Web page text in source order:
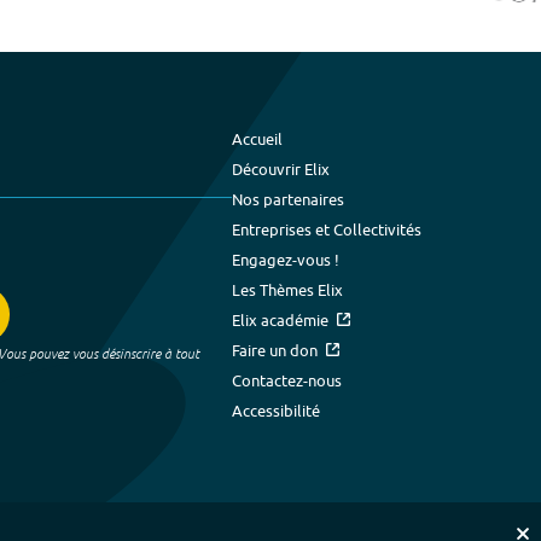
pouvez vous désinscrire à tout
Accueil
Découvrir Elix
Nos partenaires
Entreprises et Collectivités
Engagez-vous !
Les Thèmes Elix
Elix académie
Faire un don
Contactez-nous
Accessibilité